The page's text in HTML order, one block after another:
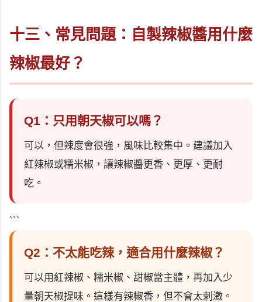
十三、常見問題：自製辣椒醬用什麼
辣椒最好？
Q1：只用朝天椒可以嗎？
可以，但辣度會很強，風味比較集中。建議加入
紅辣椒或糯米椒，讓辣椒醬更香、更厚、更耐
吃。
```
Q2：不太能吃辣，適合用什麼辣椒？
可以用紅辣椒、糯米椒、甜椒當主體，再加入少
量朝天椒提味。這樣有辣椒香，但不會太刺激。